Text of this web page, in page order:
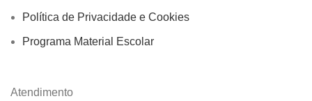
Política de Privacidade e Cookies
Programa Material Escolar
Atendimento